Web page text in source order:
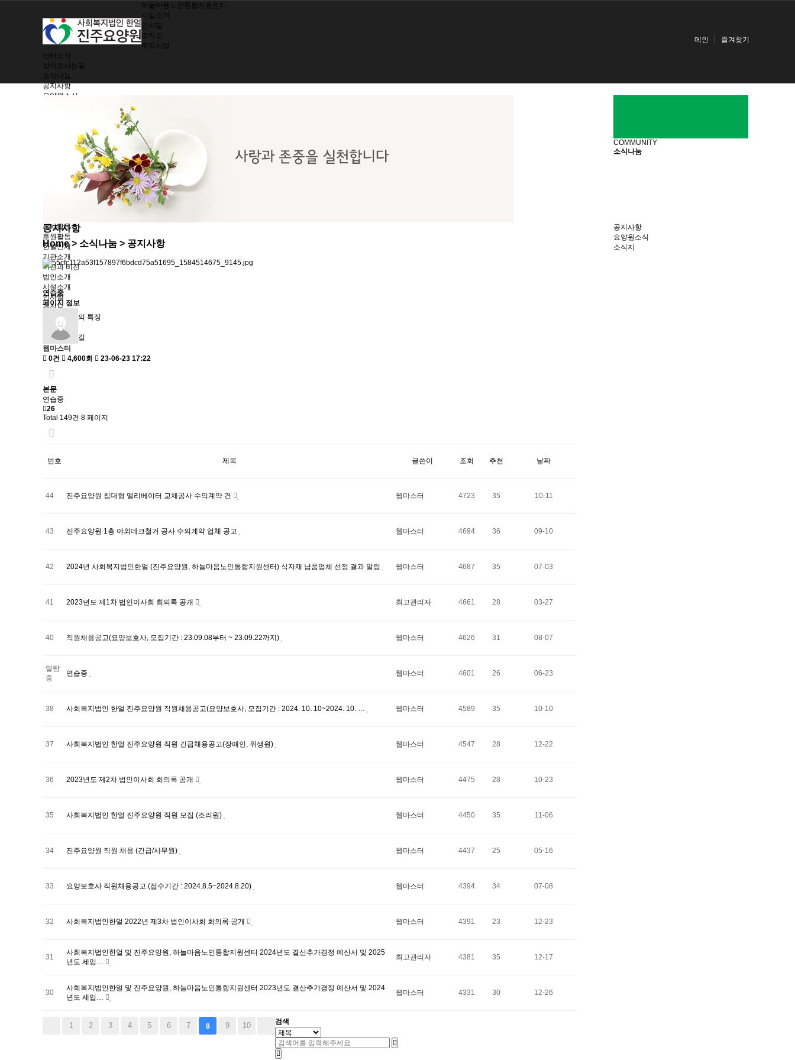
메인 즐겨찾기
하늘마음노인통합지원센터
시설소개
인사말
조직도
주요사업
센터소식
찾아오시는길
소식나눔
공지사항
요양원소식
여가지원/치매관리
생활 및 정서지원
간호 및 처치
기능회복훈련
기능별 영양관리
시설 및 환경관리
지역사회 참여
봉사활동
후원활동
한얼인재
기관소개
미션과 비전
법인소개
시설소개
인사말
조직도
진주요양원의 특징
시설모습
찾아오시는길
공지사항
Home> 소식나눔 > 공지사항
연습중
페이지 정보
웹마스터
0건
4,600회 23-06-23 17:22
본문
연습중
26
Total 149건 8 페이지
번호 제목 글쓴이 조회 추천 날짜
44 진주요양원 침대형 엘리베이터 교체공사 수의계약 건 웹마스터 4723 35 10-11
43 진주요양원 1층 야외데크철거 공사 수의계약 업체 공고 웹마스터 4694 36 09-10
42 2024년 사회복지법인한얼 (진주요양원, 하늘마음노인통합지원센터) 식자재 납품업체 선정 결과 알림 웹마스터 4687 35 07-03
41 2023년도 제1차 법인이사회 회의록 공개 최고관리자 4661 28 03-27
40 직원채용공고(요양보호사, 모집기간 : 23.09.08부터 ~ 23.09.22까지) 웹마스터 4626 31 08-07
열람
중
연습중 웹마스터 4601 26 06-23
38 사회복지법인 한얼 진주요양원 직원채용공고(요양보호사, 모집기간 : 2024. 10. 10~2024. 10. … 웹마스터 4589 35 10-10
37 사회복지법인 한얼 진주요양원 직원 긴급채용공고(장애인, 위생원) 웹마스터 4547 28 12-22
36 2023년도 제2차 법인이사회 회의록 공개 웹마스터 4475 28 10-23
35 사회복지법인 한얼 진주요양원 직원 모집 (조리원) 웹마스터 4450 35 11-06
34 진주요양원 직원 채용 (긴급/사무원) 웹마스터 4437 25 05-16
33 요양보호사 직원채용공고 (접수기간 : 2024.8.5~2024.8.20) 웹마스터 4394 34 07-08
32 사회복지법인한얼 2022년 제3차 법인이사회 회의록 공개 웹마스터 4391 23 12-23
31
사회복지법인한얼 및 진주요양원, 하늘마음노인통합지원센터 2024년도 결산추가경정 예산서 및 2025
년도 세입…
최고관리자 4381 35 12-17
30
사회복지법인한얼 및 진주요양원, 하늘마음노인통합지원센터 2023년도 결산추가경정 예산서 및 2024
년도 세입…
웹마스터 4331 30 12-26
1 2 3 4 5 6 7 8 9 10 검색
COMMUNITY
소식나눔
공지사항
요양원소식
소식지